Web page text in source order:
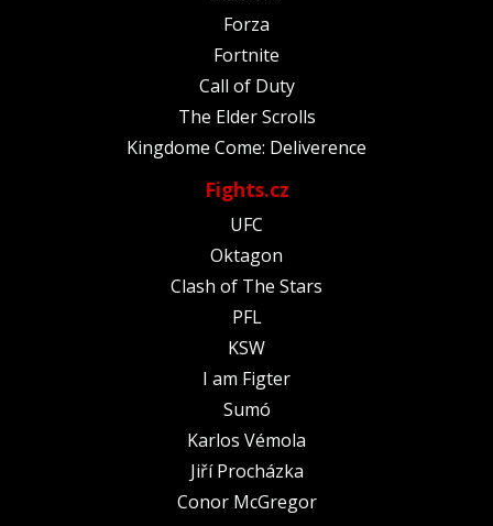
Forza
Fortnite
Call of Duty
The Elder Scrolls
Kingdome Come: Deliverence
Fights.cz
UFC
Oktagon
Clash of The Stars
PFL
KSW
I am Figter
Sumó
Karlos Vémola
Jiří Procházka
Conor McGregor